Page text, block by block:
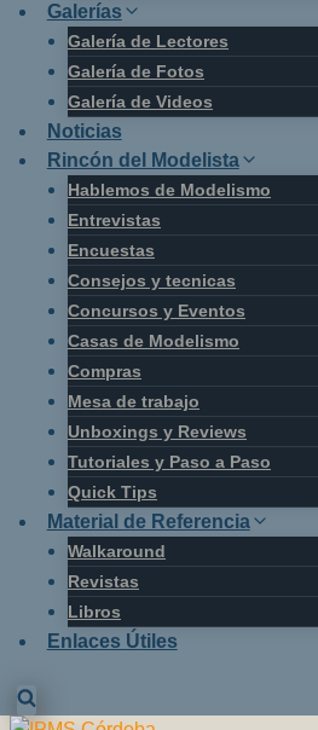
Galerías
Galería de Lectores
Galería de Fotos
Galería de Videos
Noticias
Rincón del Modelista
Hablemos de Modelismo
Entrevistas
Encuestas
Consejos y tecnicas
Concursos y Eventos
Casas de Modelismo
Compras
Mesa de trabajo
Unboxings y Reviews
Tutoriales y Paso a Paso
Quick Tips
Material de Referencia
Walkaround
Revistas
Libros
Enlaces Útiles